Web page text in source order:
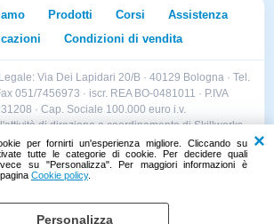
per fornirti un'esperienza migliore. Cliccando su
tutte le categorie di cookie. Per decidere quali
su "Personalizza". Per maggiori informazioni è
Cookie policy.
Personalizza
Prodotti Corsi
Assistenza
Condizioni di vendita
Via Dei Lapidari 20/B · 40129 Bologna · Tel.
051/7456973 · iscr. REA BO-0481011 · P.IVA
· Cap. Sociale 100.000 euro i.v.
di direzione e coordinamento di Skillworks
Via Vittorio Emanuele II 28 · Roncadelle (BS)
- C.F. 04151440981